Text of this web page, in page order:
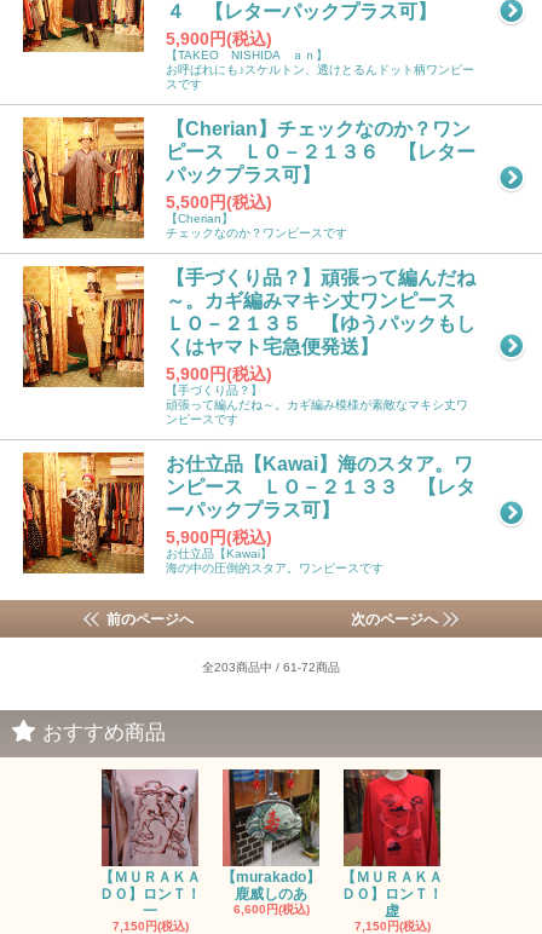
４ 【レターパックプラス可】
5,900円(税込)
【TAKEO NISHIDA ａｎ】
お呼ばれにも♪スケルトン、透けとるんドット柄ワンピー
スです
【Cherian】チェックなのか？ワン
ピース ＬＯ－２１３６ 【レター
パックプラス可】
5,500円(税込)
【Cherian】
チェックなのか？ワンピースです
【手づくり品？】頑張って編んだね
～。カギ編みマキシ丈ワンピース
ＬＯ－２１３５ 【ゆうパックもし
くはヤマト宅急便発送】
5,900円(税込)
【手づくり品？】
頑張って編んだね～。カギ編み模様が素敵なマキシ丈ワ
ンピースです
お仕立品【Kawai】海のスタア。ワ
ンピース ＬＯ－２１３３ 【レタ
ーパックプラス可】
5,900円(税込)
お仕立品【Kawai】
海の中の圧倒的スタア。ワンピースです
前のページへ 次のページへ
全203商品中 / 61-72商品
おすすめ商品
【ＭＵＲＡＫＡ
ＤＯ】ロンＴ！
一
7,150円(税込)
【murakado】
鹿威しのあ
6,600円(税込)
【ＭＵＲＡＫＡ
ＤＯ】ロンＴ！
虚
7,150円(税込)